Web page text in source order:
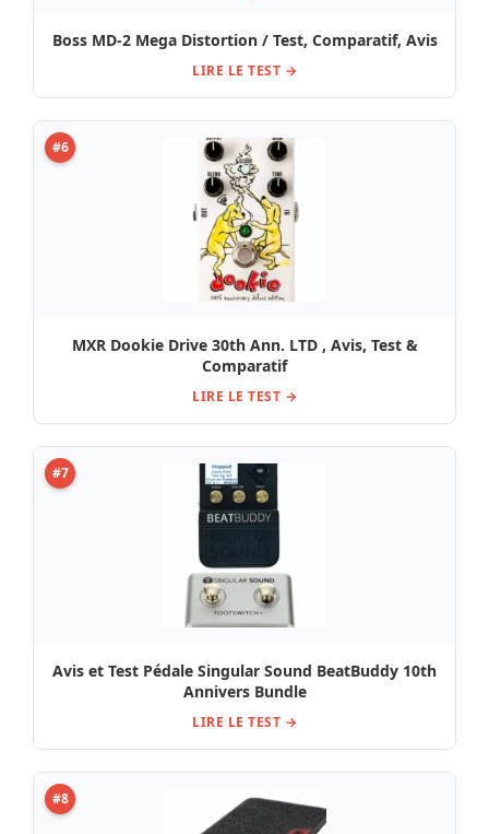
Boss MD-2 Mega Distortion / Test, Comparatif, Avis
LIRE LE TEST →
#6
MXR Dookie Drive 30th Ann. LTD , Avis, Test &
Comparatif
LIRE LE TEST →
#7
Avis et Test Pédale Singular Sound BeatBuddy 10th
Annivers Bundle
LIRE LE TEST →
#8